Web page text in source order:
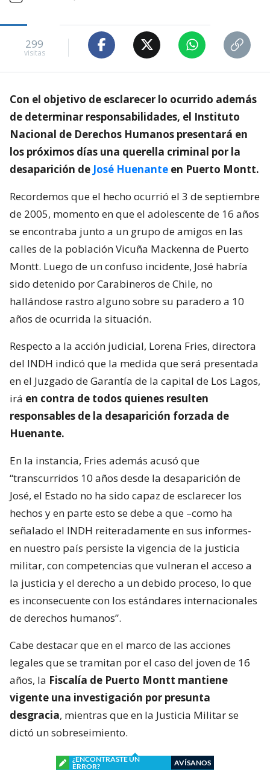
299
visitas
Con el objetivo de esclarecer lo ocurrido además
de determinar responsabilidades, el Instituto
Nacional de Derechos Humanos presentará en
los próximos días una querella criminal por la
desaparición de José Huenante en Puerto Montt.
Recordemos que el hecho ocurrió el 3 de septiembre
de 2005, momento en que el adolescente de 16 años
se encontraba junto a un grupo de amigos en las
calles de la población Vicuña Mackenna de Puerto
Montt. Luego de un confuso incidente, José habría
sido detenido por Carabineros de Chile, no
hallándose rastro alguno sobre su paradero a 10
años de ocurrida la situación.
Respecto a la acción judicial, Lorena Fries, directora
del INDH indicó que la medida que será presentada
en el Juzgado de Garantía de la capital de Los Lagos,
irá en contra de todos quienes resulten
responsables de la desaparición forzada de
Huenante.
En la instancia, Fries además acusó que
“transcurridos 10 años desde la desaparición de
José, el Estado no ha sido capaz de esclarecer los
hechos y en parte esto se debe a que –como ha
señalado el INDH reiteradamente en sus informes-
en nuestro país persiste la vigencia de la justicia
militar, con competencias que vulneran el acceso a
la justicia y el derecho a un debido proceso, lo que
es inconsecuente con los estándares internacionales
de derechos humanos”.
Cabe destacar que en el marco de las acciones
legales que se tramitan por el caso del joven de 16
años, la Fiscalía de Puerto Montt mantiene
vigente una investigación por presunta
desgracia, mientras que en la Justicia Militar se
dictó un sobreseimiento.
¿ENCONTRASTE UN
ERROR?
AVÍSANOS